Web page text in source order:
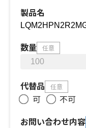
製品名
数量 任意
代替品 任意
可
不可
お問い合わせ内容